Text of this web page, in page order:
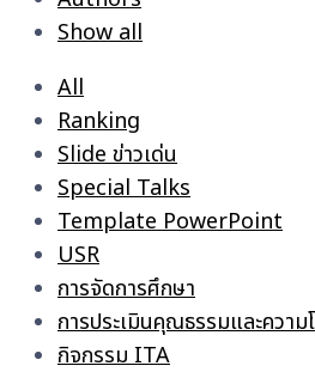
Show all
All
Ranking
Slide ข่าวเด่น
Special Talks
Template PowerPoint
USR
การจัดการศึกษา
การประเมินคุณธรรมและความ
กิจกรรม ITA